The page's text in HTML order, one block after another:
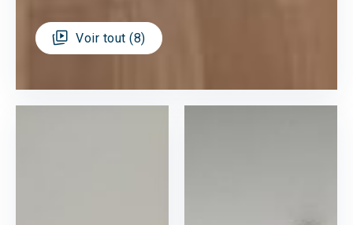
Voir tout (8)